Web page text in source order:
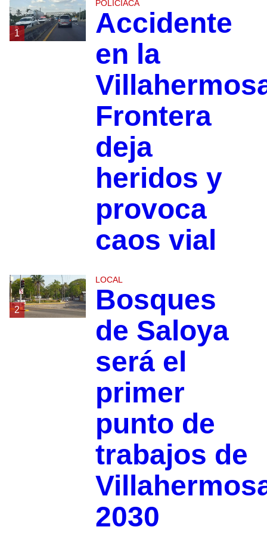
1
POLICIACA
Accidente
en la
Frontera
deja
heridos y
provoca
caos vial
2
LOCAL
Bosques
de Saloya
será el
primer
punto de
trabajos de
2030